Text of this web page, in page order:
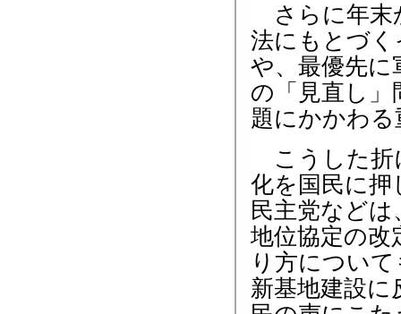
さらに年末
法にもとづく
や、最優先に
の「見直し」
題にかかわ
こうした折
化を国民に押
民主党など
地位協定の改
り方につい
新基地建設に